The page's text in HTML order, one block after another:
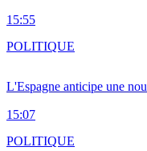
15:55
L'Espagne anticipe une
15:07
POLITIQUE
POLITIQUE